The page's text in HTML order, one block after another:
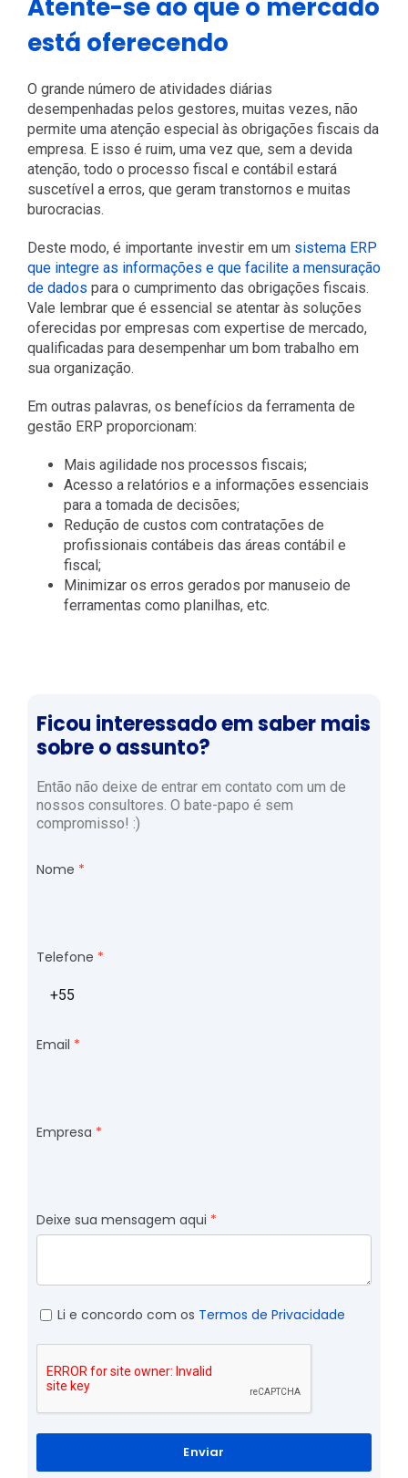
Atente-se ao que o mercado
está oferecendo
O grande número de atividades diárias
desempenhadas pelos gestores, muitas vezes, não
permite uma atenção especial às obrigações fiscais da
empresa. E isso é ruim, uma vez que, sem a devida
atenção, todo o processo fiscal e contábil estará
suscetível a erros, que geram transtornos e muitas
burocracias.
Deste modo, é importante investir em um sistema ERP
que integre as informações e que facilite a mensuração
de dados para o cumprimento das obrigações fiscais.
Vale lembrar que é essencial se atentar às soluções
oferecidas por empresas com expertise de mercado,
qualificadas para desempenhar um bom trabalho em
sua organização.
Em outras palavras, os benefícios da ferramenta de
gestão ERP proporcionam:
Mais agilidade nos processos fiscais;
Acesso a relatórios e a informações essenciais
para a tomada de decisões;
Redução de custos com contratações de
profissionais contábeis das áreas contábil e
fiscal;
Minimizar os erros gerados por manuseio de
ferramentas como planilhas, etc.
Ficou interessado em saber mais
sobre o assunto?
Então não deixe de entrar em contato com um de
nossos consultores. O bate-papo é sem
compromisso! :)
Nome
Telefone
Email
Empresa
Deixe sua mensagem aqui
Li e concordo com os Termos de Privacidade
Enviar